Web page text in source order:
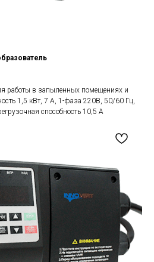
работы в запыленных помещениях и
1,5 кВт, 7 А, 1-фаза 220В, 50/60 Гц,
способность 10,5 А